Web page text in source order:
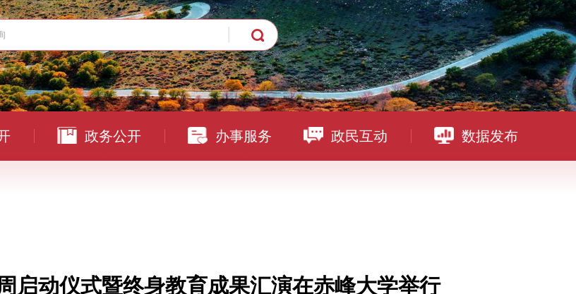
政务公开 办事服务 政民互动 数据发布
启动仪式暨终身教育成果汇演在赤峰大学举行